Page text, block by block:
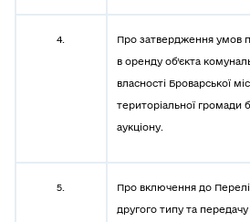
4.
Про затвердження умов
в оренду об’єкта
власності Броварської
територіальної громади
аукціону.
5.
Про включення до
другого типу та передачу